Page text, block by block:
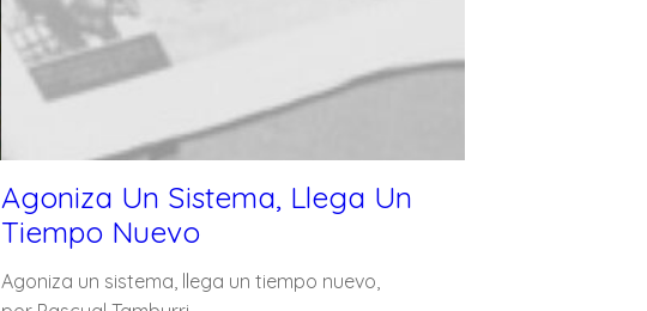
Agoniza Un Sistema, Llega Un
Tiempo Nuevo
Agoniza un sistema, llega un tiempo nuevo,